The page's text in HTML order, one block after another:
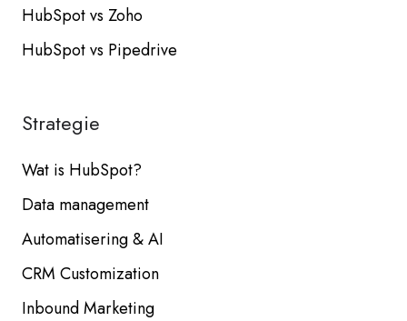
HubSpot vs Zoho
HubSpot vs Pipedrive
Strategie
Wat is HubSpot?
Data management
Automatisering & AI
CRM Customization
Inbound Marketing